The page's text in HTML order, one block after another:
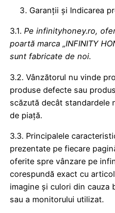
Garanții și Indicarea
3.1. Pe infinityhoney.ro,
poartă marca „INFINITY
sunt fabricate de noi.
3.2. Vânzătorul nu vinde
produse defecte sau
scăzută decât standardele
de piață.
3.3. Principalele
prezentate pe fiecare
oferite spre vânzare pe
corespundă exact cu
imagine și culori din cauza
sau a monitorului utilizat.